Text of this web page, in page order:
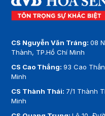
CS Nguyễn Văn Tráng:08
Thành, TP.Hồ Chí Minh
CS Cao Thắng:93 Cao
Minh
CS Thành Thái: 7/1 Thành
Minh